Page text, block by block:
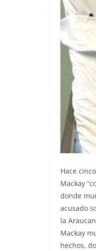
Hace
Mackay
donde
acusado
la
Mackay
hechos,